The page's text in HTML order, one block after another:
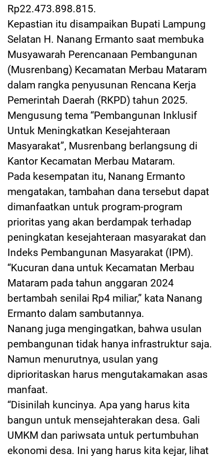
Rp22.473.898.815.
Kepastian itu disampaikan Bupati Lampung
Selatan H. Nanang Ermanto saat membuka
Musyawarah Perencanaan Pembangunan
(Musrenbang) Kecamatan Merbau Mataram
dalam rangka penyusunan Rencana Kerja
Pemerintah Daerah (RKPD) tahun 2025.
Mengusung tema “Pembangunan Inklusif
Untuk Meningkatkan Kesejahteraan
Masyarakat”, Musrenbang berlangsung di
Kantor Kecamatan Merbau Mataram.
Pada kesempatan itu, Nanang Ermanto
mengatakan, tambahan dana tersebut dapat
dimanfaatkan untuk program-program
prioritas yang akan berdampak terhadap
peningkatan kesejahteraan masyarakat dan
Indeks Pembangunan Masyarakat (IPM).
“Kucuran dana untuk Kecamatan Merbau
Mataram pada tahun anggaran 2024
bertambah senilai Rp4 miliar,” kata Nanang
Ermanto dalam sambutannya.
Nanang juga mengingatkan, bahwa usulan
pembangunan tidak hanya infrastruktur saja.
Namun menurutnya, usulan yang
diprioritaskan harus mengutakamakan asas
manfaat.
“Disinilah kuncinya. Apa yang harus kita
bangun untuk mensejahterakan desa. Gali
UMKM dan pariwsata untuk pertumbuhan
ekonomi desa. Ini yang harus kita kejar, lihat